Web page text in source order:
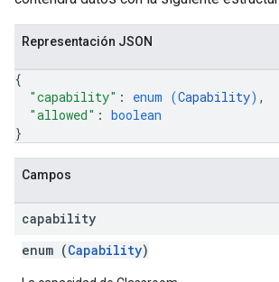
Representación JSON
{
"capability" : enum (Capability) ,
"allowed" : boolean
}
Campos
capability
enum (Capability)